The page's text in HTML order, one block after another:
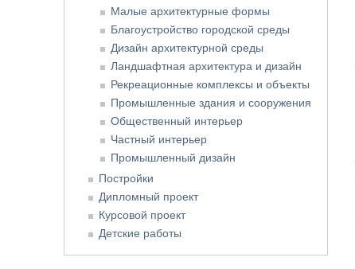
Малые архитектурные формы
Благоустройство городской среды
Дизайн архитектурной среды
Ландшафтная архитектура и дизайн
Рекреационные комплексы и объекты
Промышленные здания и сооружения
Общественный интерьер
Частный интерьер
Промышленный дизайн
Постройки
Дипломный проект
Курсовой проект
Детские работы